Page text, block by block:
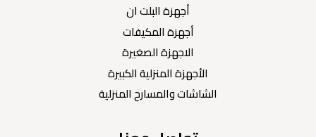
أجهزة البلت ان
أجهزة المكيفات
الاجهزة الصغيرة
الأجهزة المنزلية الكبيرة
الشاشات والمسارح المنزلية